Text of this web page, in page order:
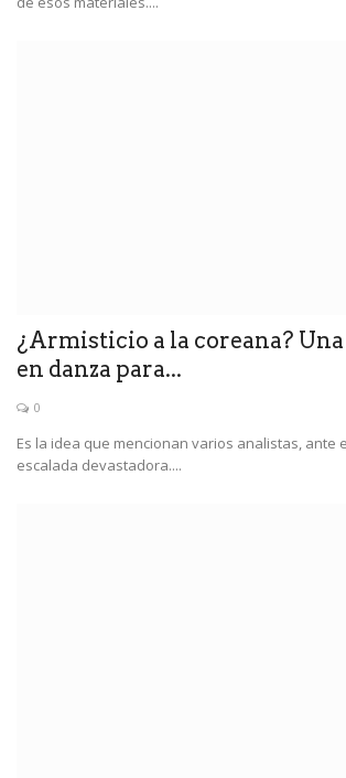
¿Armisticio a la coreana?
en danza para...
0
Es la idea que mencionan varios analistas, ante
escalada devastadora....